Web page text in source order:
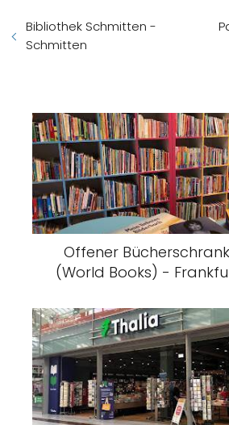
Bibliothek Schmitten -
Schmitten
Offener
(World Books) -